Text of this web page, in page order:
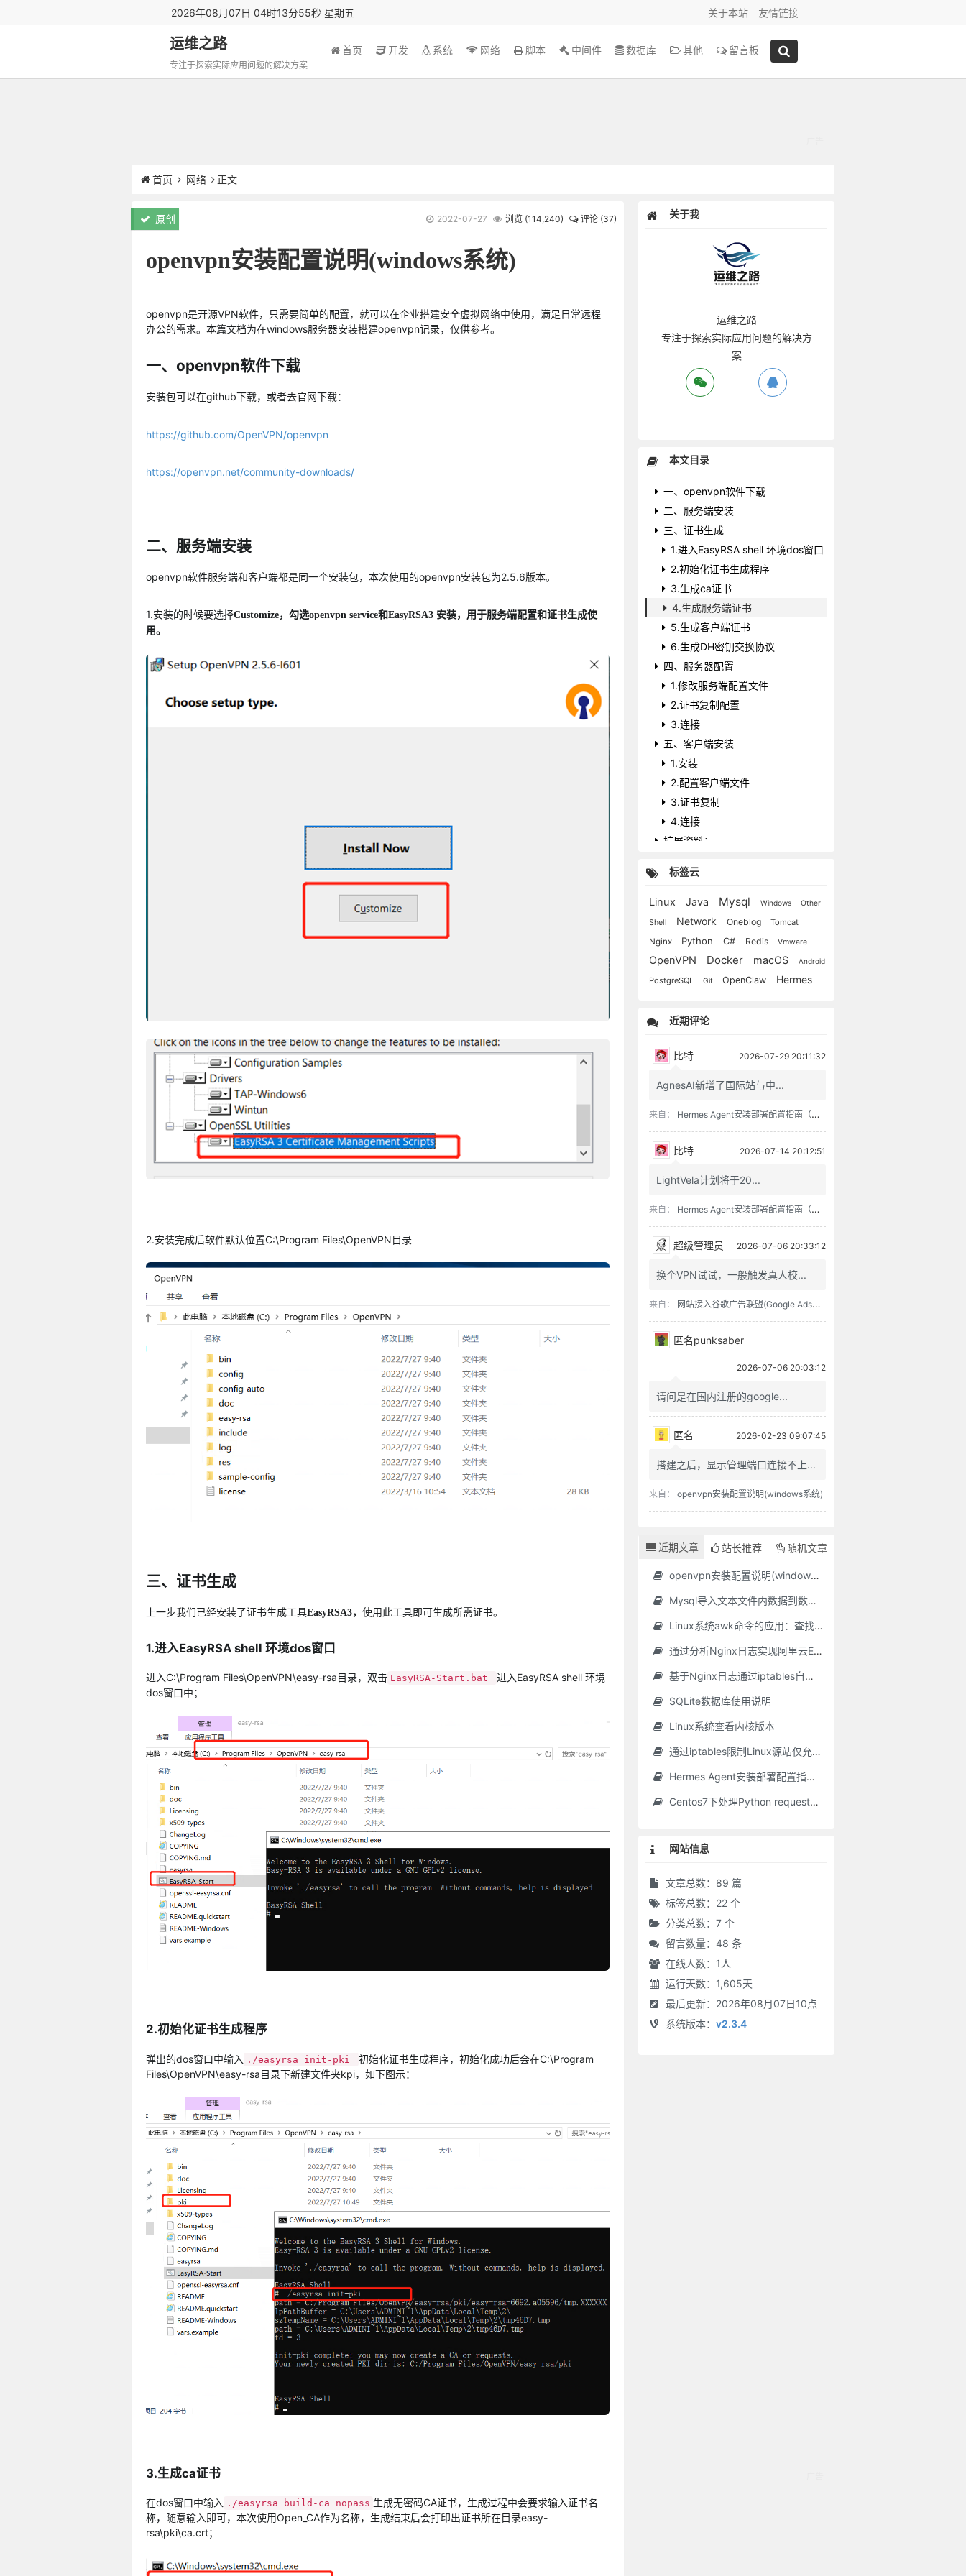
2026年08月07日 04时13分56秒 星期五 关于本站 友情链接
运维之路
专注于探索实际应用问题的解决方案
首页 开发 系统 网络 脚本 中间件 数据库 其他 留言板
首页 网络 正文
原创 2022-07-27 浏览 (114,240) 评论 (37)
openvpn安装配置说明(windows系统)
openvpn是开源VPN软件，只需要简单的配置，就可以在企业搭建安全虚拟网络中使用，满足日常远程
办公的需求。本篇文档为在windows服务器安装搭建openvpn记录，仅供参考。
一、openvpn软件下载
安装包可以在github下载，或者去官网下载：
https://github.com/OpenVPN/openvpn
https://openvpn.net/community-downloads/
二、服务端安装
openvpn软件服务端和客户端都是同一个安装包，本次使用的openvpn安装包为2.5.6版本。
1.安装的时候要选择Customize， 勾选openvpn service和EasyRSA3 安装，用于服务端配置和证书生成使
用。
2.安装完成后软件默认位置C:\Program Files\OpenVPN目录
三、证书生成
上一步我们已经安装了证书生成工具EasyRSA3， 使用此工具即可生成所需证书。
1.进入EasyRSA shell 环境dos窗口
进入C:\Program Files\OpenVPN\easy-rsa目录，双击 EasyRSA-Start.bat
进入EasyRSA shell 环境
dos窗口中；
2.初始化证书生成程序
弹出的dos窗口中输入 ./easyrsa init-pki
初始化证书生成程序，初始化成功后会在C:\Program
Files\OpenVPN\easy-rsa目录下新建文件夹kpi，如下图示：
3.生成ca证书
在dos窗口中输入 ./easyrsa build-ca nopass 生成无密码CA证书，生成过程中会要求输入证书名
称，随意输入即可，本次使用Open_CA作为名称，生成结束后会打印出证书所在目录easy-
rsa\pki\ca.crt；
关于我
运维之路
专注于探索实际应用问题的解决方
案
本文目录
一、openvpn软件下载
二、服务端安装
三、证书生成
1.进入EasyRSA shell 环境dos窗口
2.初始化证书生成程序
3.生成ca证书
4.生成服务端证书
5.生成客户端证书
6.生成DH密钥交换协议
四、服务器配置
1.修改服务端配置文件
2.证书复制配置
3.连接
五、客户端安装
1.安装
2.配置客户端文件
3.证书复制
4.连接
扩展资料：
标签云
Linux Java Mysql Windows Other
Shell Network Oneblog
Tomcat
Nginx
Python C# Redis Vmware
OpenVPN Docker macOS Android
PostgreSQL Git OpenClaw Hermes
近期评论
比特 2026-07-29 20:11:32
AgnesAI新增了国际站与中...
来自： Hermes Agent安装部署配置指南（含零成本接入方案）
比特 2026-07-14 20:12:51
LightVela计划将于20...
来自： Hermes Agent安装部署配置指南（含零成本接入方案）
超级管理员 2026-07-06 20:33:12
换个VPN试试，一般触发真人校...
来自： 网站接入谷歌广告联盟(Google Adsense)过程记录
匿名punksaber
2026-07-06 20:03:12
请问是在国内注册的google...
来自：
匿名 2026-02-23 09:07:45
搭建之后，显示管理端口连接不上...
来自：openvpn安装配置说明(windows系统)
近期文章 站长推荐 随机文章
openvpn安装配置说明(windows系统)
Mysql导入文本文件内数据到数据库表
Linux系统awk命令的应用：查找文本文件中最长行
通过分析Nginx日志实现阿里云ESA自动添加黑名单
基于Nginx日志通过iptables自动封禁恶意IP的脚本
SQLite数据库使用说明
Linux系统查看内核版本
通过iptables限制Linux源站仅允许CDN回源IP访问
Hermes Agent安装部署配置指南（含零成本接入方案）
Centos7下处理Python requests库SSL模块不可用问题
网站信息
文章总数：89 篇
标签总数：22 个
分类总数：7 个
留言数量：48 条
在线人数： 1 人
运行天数：1,605天
最后更新：2026年08月07日10点
系统版本：v2.3.4